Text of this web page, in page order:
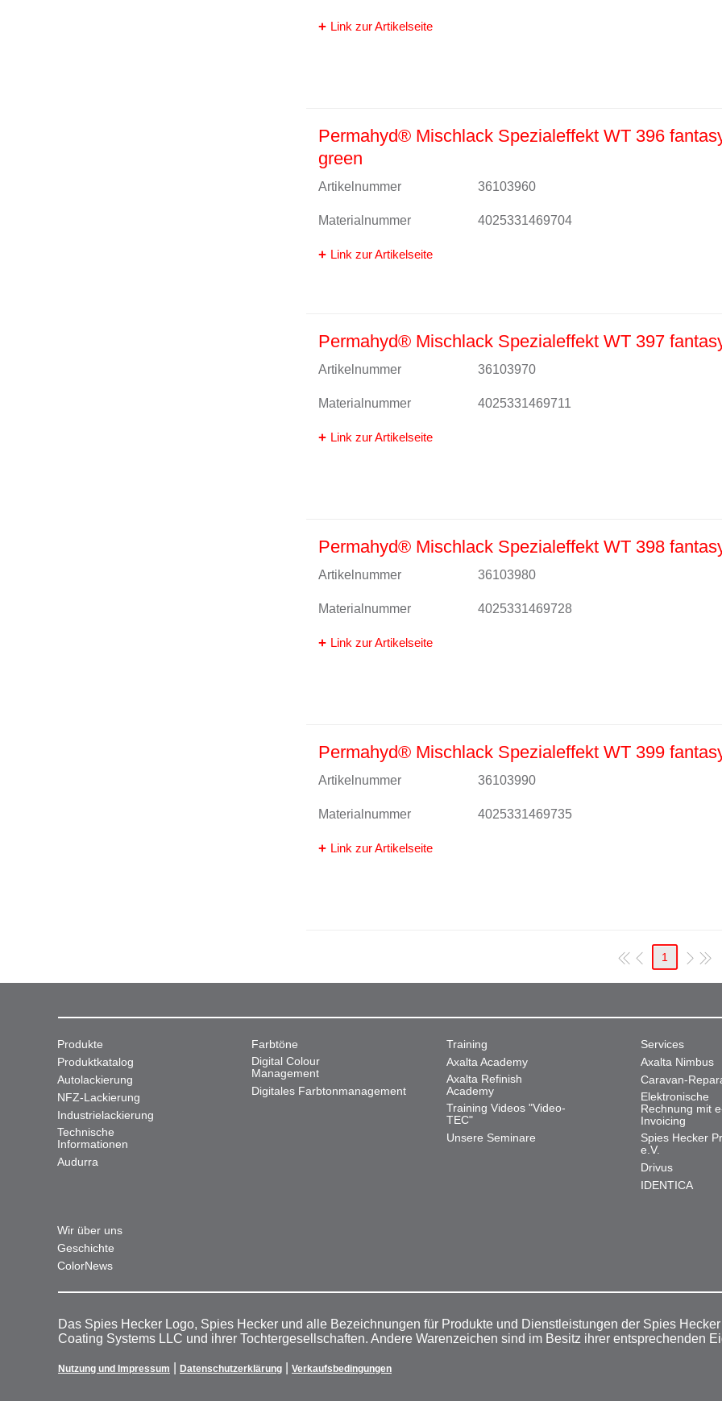
Link zur Artikelseite
Permahyd® Mischlack Spezialeffekt WT 396
green
Artikelnummer 36103960
Materialnummer 4025331469704
Link zur Artikelseite
Permahyd® Mischlack Spezialeffekt WT 397
Artikelnummer 36103970
Materialnummer 4025331469711
Link zur Artikelseite
Permahyd® Mischlack Spezialeffekt WT 398
Artikelnummer 36103980
Materialnummer 4025331469728
Link zur Artikelseite
Permahyd® Mischlack Spezialeffekt WT 399
Artikelnummer 36103990
Materialnummer 4025331469735
Link zur Artikelseite
1
Produkte
Produktkatalog
Autolackierung
NFZ-Lackierung
Industrielackierung
Technische
Informationen
Audurra
Farbtöne
Digital Colour
Management
Digitales Farbtonmanagement
Training
Axalta Academy
Axalta Refinish
Academy
Training Videos "Video-
TEC"
Unsere Seminare
Services
Axalta Nimbus
Caravan-
Elektronische
Rechnung mit
Invoicing
Spies Hecker
e.V.
Drivus
IDENTICA
Wir über uns
Geschichte
ColorNews
Das Spies Hecker Logo, Spies Hecker und alle Bezeichnungen für Produkte und Dienstleistungen der Spies
Coating Systems LLC und ihrer Tochtergesellschaften. Andere Warenzeichen sind im Besitz ihrer entsprechenden
Nutzung und Impressum Datenschutzerklärung Verkaufsbedingungen